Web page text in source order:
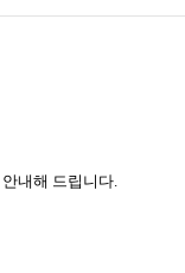
내해 드립니다